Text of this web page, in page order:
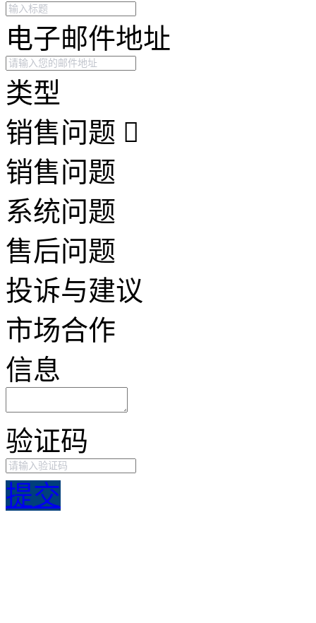
电子邮件地址
类型
销售问题
销售问题
系统问题
售后问题
投诉与建议
市场合作
信息
验证码
提交